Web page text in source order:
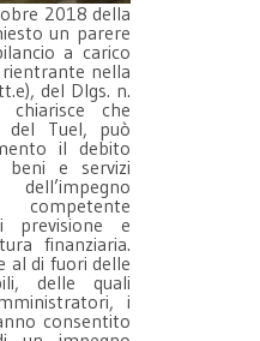
2018 della
un parere
a carico
nella
del Dlgs. n.
che
del Tuel, può
il debito
beni e servizi
previsione e
finanziaria.
al di fuori delle
delle quali
i
consentito